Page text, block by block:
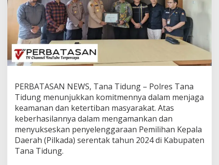
i
m
a
P
e
n
g
a
r
g
a
a
n
D
a
PERBATASAN NEWS, Tana Tidung – Polres Tana
Tidung menunjukkan komitmennya dalam menjaga
keamanan dan ketertiban masyarakat. Atas
keberhasilannya dalam mengamankan dan
menyukseskan penyelenggaraan Pemilihan Kepala
Daerah (Pilkada) serentak tahun 2024 di Kabupaten
Tana Tidung.